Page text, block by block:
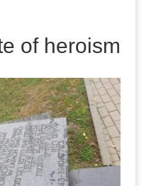
of heroism